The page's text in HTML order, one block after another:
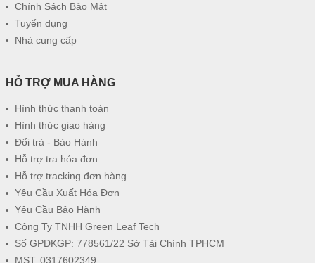
Chính Sách Bảo Mật
Tuyển dụng
Nhà cung cấp
HỖ TRỢ MUA HÀNG
Hình thức thanh toán
Hình thức giao hàng
Đổi trả - Bảo Hành
Hỗ trợ tra hóa đơn
Hỗ trợ tracking đơn hàng
Yêu Cầu Xuất Hóa Đơn
Yêu Cầu Bảo Hành
Công Ty TNHH Green Leaf Tech
Số GPĐKGP: 778561/22 Sở Tài Chính TPHCM
MST: 0317602349